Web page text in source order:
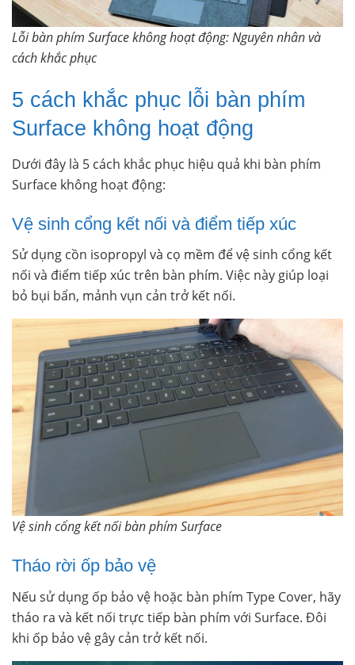
Lỗi bàn phím Surface không hoạt động: Nguyên nhân và
cách khắc phục
5 cách khắc phục lỗi bàn phím
Surface không hoạt động
Dưới đây là 5 cách khắc phục hiệu quả khi bàn phím
Surface không hoạt động:
Vệ sinh cổng kết nối và điểm tiếp xúc
Sử dụng cồn isopropyl và cọ mềm để vệ sinh cổng kết
nối và điểm tiếp xúc trên bàn phím. Việc này giúp loại
bỏ bụi bẩn, mảnh vụn cản trở kết nối.
Vệ sinh cổng kết nối bàn phím Surface
Tháo rời ốp bảo vệ
Nếu sử dụng ốp bảo vệ hoặc bàn phím Type Cover, hãy
tháo ra và kết nối trực tiếp bàn phím với Surface. Đôi
khi ốp bảo vệ gây cản trở kết nối.